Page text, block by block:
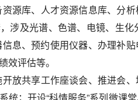
源库、人才资源信息库、分
涉及光谱、色谱、电镜、生
息、预约使用仪器、办理补
评估等。
放共享工作座谈会、推进会